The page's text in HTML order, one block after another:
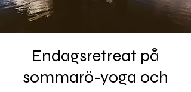
Endagsretreat på
sommarö-yoga och